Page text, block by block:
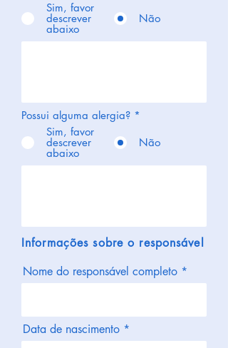
Sim, favor
descrever
abaixo
Não
Possui alguma alergia? *
Sim, favor
descrever
abaixo
Não
Informações sobre o responsável
Nome do responsável completo
Data de nascimento *
e